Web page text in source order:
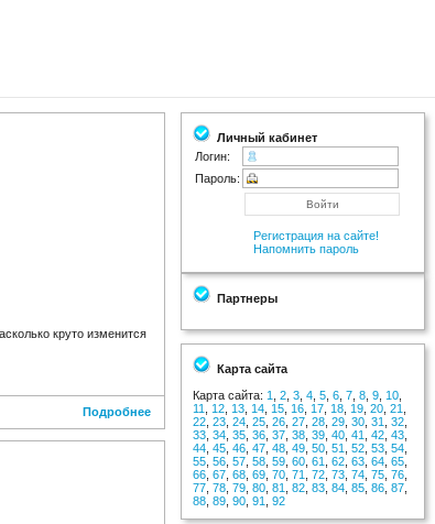
круто изменится
Подробнее
Личный кабинет
Логин:
Пароль:
Регистрация на сайте!
Напомнить пароль
Партнеры
Карта сайта
Карта сайта: 1 2 3 4 5 6 7 8 9 10
11
12 13 14 15 16 17 18 19 20 21
22 23 24 25 26 27 28 29 30 31 32
33 34 35 36 37 38 39 40 41 42 43
44 45 46 47 48 49 50 51 52 53 54
55 56 57 58 59 60 61 62 63 64 65
66 67 68 69 70 71 72 73 74 75 76
77 78 79 80 81 82 83 84 85 86 87
88 89 90 91 92